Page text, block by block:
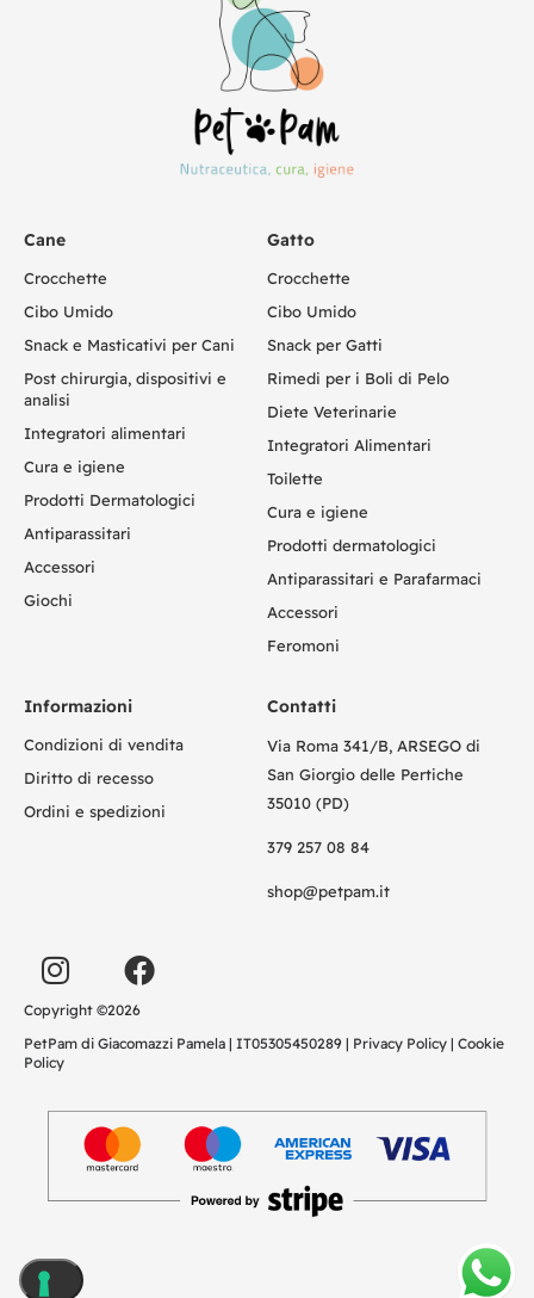
Cane
Crocchette
Cibo Umido
Snack e Masticativi per Cani
Post chirurgia, dispositivi e
analisi
Integratori alimentari
Cura e igiene
Prodotti Dermatologici
Antiparassitari
Accessori
Giochi
Gatto
Crocchette
Cibo Umido
Snack per Gatti
Rimedi per i Boli di Pelo
Diete Veterinarie
Integratori Alimentari
Toilette
Cura e igiene
Prodotti dermatologici
Antiparassitari e Parafarmaci
Accessori
Feromoni
Informazioni
Condizioni di vendita
Diritto di recesso
Ordini e spedizioni
Contatti
Via Roma 341/B, ARSEGO di
San Giorgio delle Pertiche
35010 (PD)
379 257 08 84
shop@petpam.it
Copyright ©2026
PetPam di Giacomazzi Pamela | IT05305450289 | Privacy Policy | Cookie
Policy